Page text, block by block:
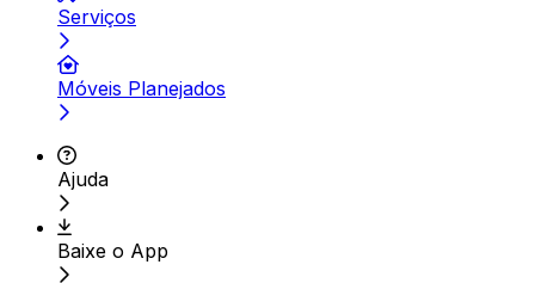
Serviços
Móveis Planejados
Ajuda
Baixe o App